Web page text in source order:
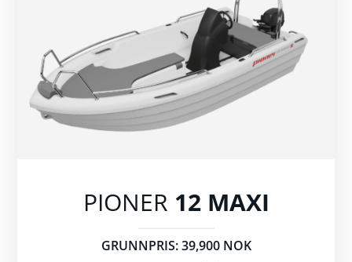
PIONER 12 MAXI
GRUNNPRIS: 39,900 NOK